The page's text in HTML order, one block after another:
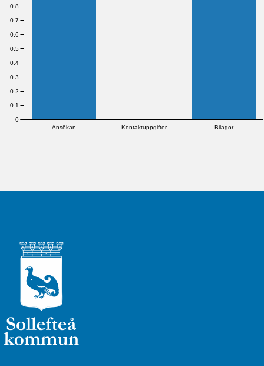
Ansökan Kontaktuppgifter Bilagor
0
0.1
0.2
0.3
0.4
0.5
0.6
0.7
0.8